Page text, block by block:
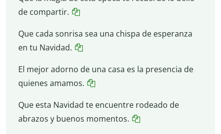
de compartir.
Que cada sonrisa sea una chispa de esperanza
en tu Navidad.
El mejor adorno de una casa es la presencia de
quienes amamos.
Que esta Navidad te encuentre rodeado de
abrazos y buenos momentos.